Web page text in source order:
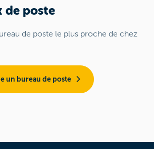
de poste
de poste le plus proche de chez
un bureau de poste